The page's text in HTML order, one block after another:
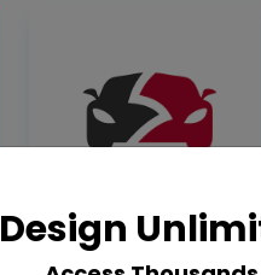
Design